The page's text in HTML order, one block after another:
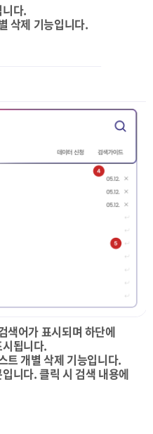
다.
삭제 기능입니다.
색어가 표시되며 하단에
됩니다.
트 개별 삭제 기능입니다.
니다. 클릭 시 검색 내용에